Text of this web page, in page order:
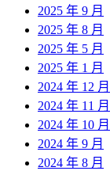
2025 年 9 月
2025 年 8 月
2025 年 5 月
2025 年 1 月
2024 年 12 月
2024 年 11 月
2024 年 10 月
2024 年 9 月
2024 年 8 月